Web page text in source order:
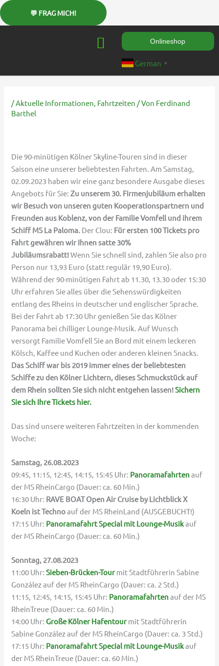
Inhalt
springen
Onlineshop
German ▼
/ Aktuelle Informationen Fahrtzeiten / Von Ferdinand
Barthel
Die 90-minütigen Kölner Skyline-Touren sind in dieser
Saison eine unserer beliebtesten Fahrten. Am Samstag,
02.09.2023 haben wir eine ganz besondere Ausgabe dieses
Angebots für Sie:Zu unserem 30. Firmenjubiläum erhalten
wir Besuch von unseren guten Kooperationspartnern und
Freunden aus Koblenz, von der Familie Vomfell und ihrem
Schiff MS La Paloma. Der Clou: Für ersten 100 Tickets pro
Fahrt gewähren wir Ihnen satte 30%
Jubiläumsrabatt!Wenn Sie schnell sind, zahlen Sie also pro
Person nur 13,93 Euro (statt regulär 19,90 Euro).
Während der 90-minütigen Fahrt ab 11.30, 13.30 oder 15:30
Uhr erfahren Sie alles über die Sehenswürdigkeiten
entlang des Rheins in deutscher und englischer Sprache.
Bei der Fahrt ab 17:30 Uhr genießen Sie das Kölner
Panorama bei chilliger Lounge-Musik. Auf Wunsch
versorgt Familie Vomfell Sie an Bord mit einem leckeren
Kölsch, Kaffee und Kuchen oder anderen kleinen Snacks.
Das Schiff war bis 2019 immer eines der beliebtesten
Schiffe zu den Kölner Lichtern, dieses Schmuckstück auf
dem Rhein sollten Sie sich nicht entgehen lassen!Sichern
Sie sich Ihre Tickets hier.
Das sind unsere weiteren Fahrtzeiten in der kommenden
Woche:
Samstag, 26.08.2023
09:45, 11:15, 12:45, 14:15, 15:45 Uhr: Panoramafahrtenauf
der MS RheinCargo (Dauer: ca. 60 Min.)
16:30 Uhr: RAVE BOAT Open Air Cruise by Lichtblick X
Koeln ist Technoauf der MS RheinLand (AUSGEBUCHT!)
17:15 Uhr: Panoramafahrt Special mit Lounge-Musikauf
der MS RheinCargo (Dauer: ca. 60 Min.)
Sonntag, 27.08.2023
11:00 Uhr:Sieben-Brücken-Tourmit Stadtführerin Sabine
González auf der MS RheinCargo (Dauer: ca. 2 Std.)
11:15, 12:45, 14:15, 15:45 Uhr: Panoramafahrtenauf der MS
RheinTreue (Dauer: ca. 60 Min.)
14:00 Uhr: Große Kölner Hafentourmit Stadtführerin
Sabine González auf der MS RheinCargo (Dauer: ca. 3 Std.)
17:15 Uhr: Panoramafahrt Special mit Lounge-Musikauf
der MS RheinTreue (Dauer: ca. 60 Min.)